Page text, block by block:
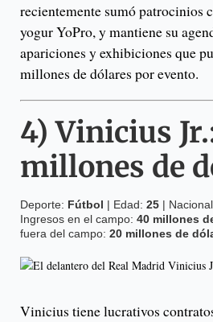
recientemente sumó patrocinios
yogur YoPro, y mantiene su
apariciones y exhibiciones que
millones de dólares por evento.
4)Vinicius Jr.
millones de
Deporte: Fútbol | Edad: 25 |
Ingresos en el campo: 40 millones
fuera del campo: 20 millones de
Vinicius tiene lucrativos